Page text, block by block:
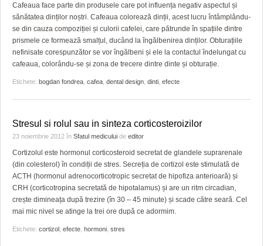
GRĂDINA TAICII DOMNULUI
ZIARISTU’ DE TERASĂ
CU OIŞTEA-N KIERKEGAARD
PE SURSE
CRONICĂ DE FILM
UNDE MERGEM
FILME DOCUMENTARE
JOCURI ONLINE
ACCIDENTE
ANUNŢURI
INFO SI UTILE
INVATAMANT
JUSTITIE
CLIPURI VIDEO
JOCURI ONLINE
Cafeaua face parte din produsele care pot influența negativ aspectul și
sănătatea dinților noștri. Cafeaua colorează dinții, acest lucru întâmplându-
se din cauza compoziției și culorii cafelei, care pătrunde în spațiile dintre
prismele ce formează smalțul, ducând la îngălbenirea dinților. Obturațiile
nefinisate corespunzător se vor îngălbeni și ele la contactul îndelungat cu
cafeaua, colorându-se și zona de trecere dintre dinte și obturație.
Etichete: bogdan fondrea cafea dental design dinti efecte
Stresul si rolul sau in sinteza corticosteroizilor
23 noiembrie 2012 în Sfatul medicului de editor
Cortizolul este hormonul corticosteroid secretat de glandele suprarenale
(din colesterol) în condiții de stres. Secreția de cortizol este stimulată de
ACTH (hormonul adrenocorticotropic secretat de hipofiza anterioară) și
CRH (corticotropina secretată de hipotalamus) și are un ritm circadian,
crește dimineața după trezire (în 30 – 45 minute) și scade către seară. Cel
mai mic nivel se atinge la trei ore după ce adormim.
Etichete: cortizol efecte hormoni stres